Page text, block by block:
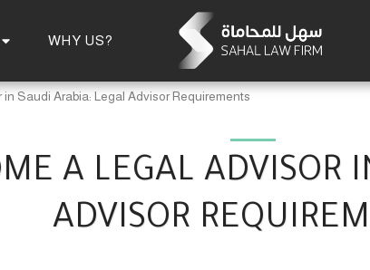
WHY US?
Saudi Arabia: Legal Advisor Requirements
A LEGAL ADVISOR
ADVISOR